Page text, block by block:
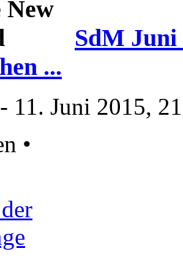
SdM Juni
...
- 11. Juni 2015,
•